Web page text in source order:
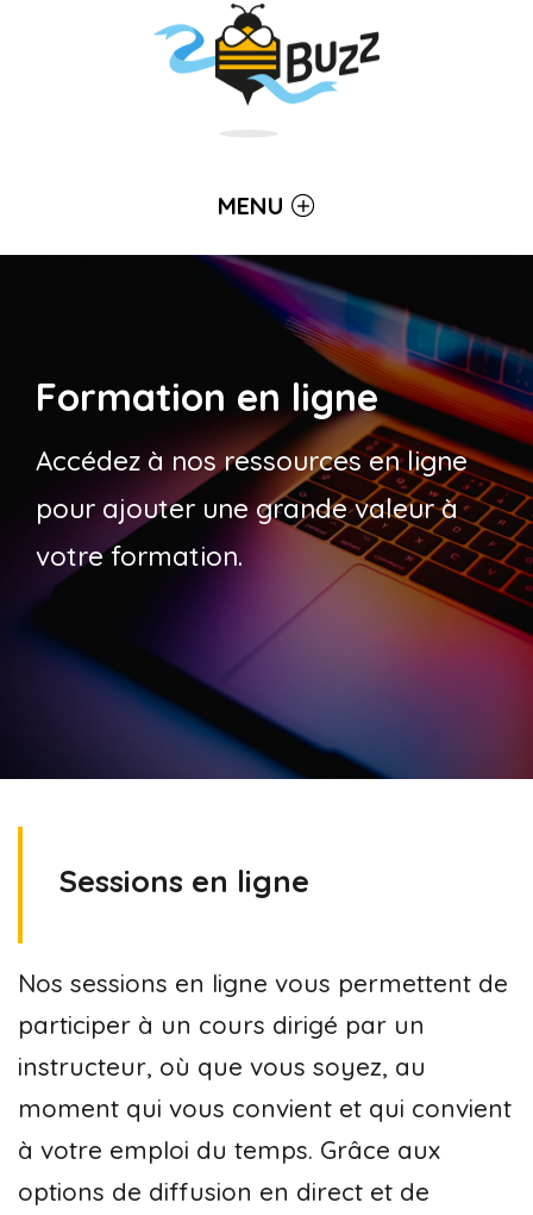
MENU
Formation en ligne
Accédez à nos ressources en ligne
pour ajouter une grande valeur à
votre formation.
Sessions en ligne
Nos sessions en ligne vous permettent de
participer à un cours dirigé par un
instructeur, où que vous soyez, au
moment qui vous convient et qui convient
à votre emploi du temps. Grâce aux
options de diffusion en direct et de